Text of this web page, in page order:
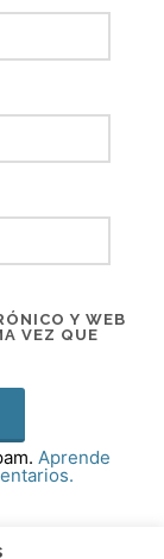
Y WEB
VEZ QUE
Aprende